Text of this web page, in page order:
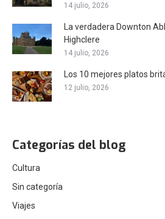
14 julio, 2026
La verdadera Downton
Highclere
14 julio, 2026
Los 10 mejores platos
12 julio, 2026
Categorías del blog
Cultura
Sin categoría
Viajes